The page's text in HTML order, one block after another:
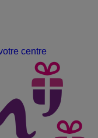
centre